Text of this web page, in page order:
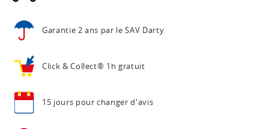
Garantie 2 ans par le SAV Darty
Click & Collect® 1h gratuit
15 jours pour changer d'avis